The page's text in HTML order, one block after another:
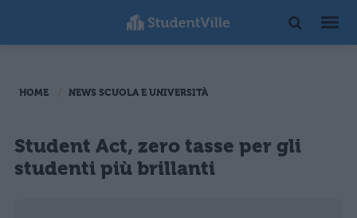
HOME NEWS SCUOLA E UNIVERSITÀ
Student Act, zero tasse per gli
studenti più brillanti